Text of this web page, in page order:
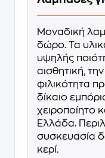
Μοναδική
δώρο. Τα
υψηλής
αισθητική,
φιλικότητα
δίκαιο
χειροποίητο
Ελλάδα.
συσκευασία
κερί.